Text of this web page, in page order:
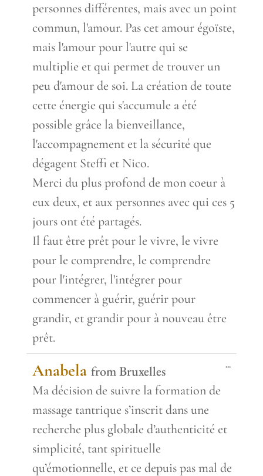
personnes différentes, mais avec un point
commun, l'amour. Pas cet amour égoïste,
mais l'amour pour l'autre qui se
multiplie et qui permet de trouver un
peu d'amour de soi. La création de toute
cette énergie qui s'accumule a été
possible grâce la bienveillance,
l'accompagnement et la sécurité que
dégagent Steffi et Nico.
Merci du plus profond de mon coeur à
eux deux, et aux personnes avec qui ces 5
jours ont été partagés.
Il faut être prêt pour le vivre, le vivre
pour le comprendre, le comprendre
pour l'intégrer, l'intégrer pour
commencer à guérir, guérir pour
grandir, et grandir pour à nouveau être
prêt.
Anabela fromBruxelles
Ma décision de suivre la formation de
massage tantrique s’inscrit dans une
recherche plus globale d’authenticité et
simplicité, tant spirituelle
qu’émotionnelle, et ce depuis pas mal de
...Toggle